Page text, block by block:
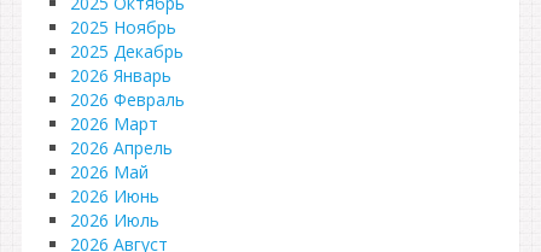
2025 Ноябрь
2025 Декабрь
2026 Январь
2026 Февраль
2026 Март
2026 Апрель
2026 Май
2026 Июнь
2026 Июль
2026 Август